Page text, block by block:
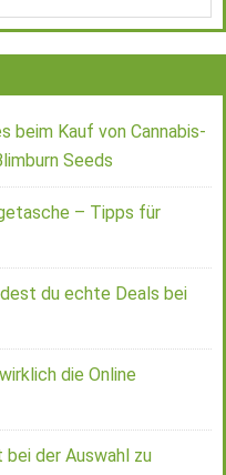
beim Kauf von Cannabis-
Seeds
– Tipps für
du echte Deals bei
die Online
der Auswahl zu